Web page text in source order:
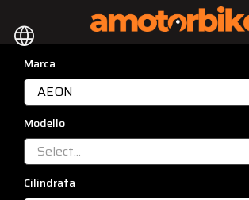
language
Marca
AEON
Modello
Select...
Cilindrata